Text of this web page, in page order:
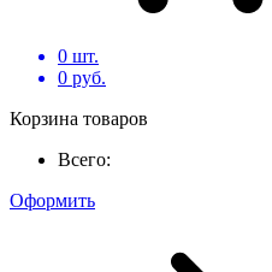
0 шт.
0 руб.
Корзина товаров
Всего:
Оформить